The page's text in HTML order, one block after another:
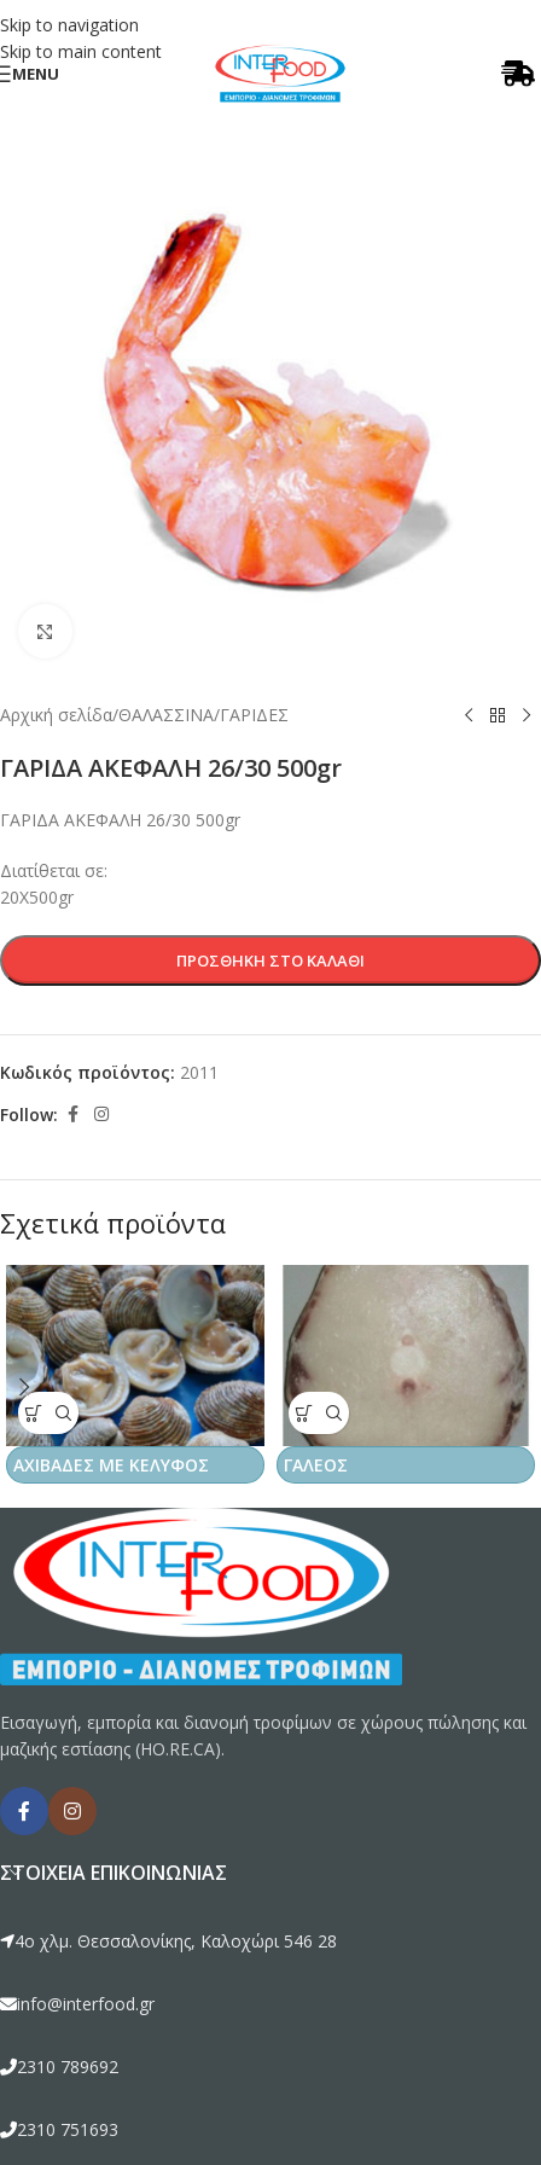
Skip to navigation
Skip to main content
MENU
Αρχική σελίδα/ΘΑΛΑΣΣΙΝΑ/ΓΑΡΙΔΕΣ
ΓΑΡΙΔA ΑΚΕΦΑΛΗ 26/30 500gr
ΓΑΡΙΔA ΑΚΕΦΑΛΗ 26/30 500gr
Διατίθεται σε:
20Χ500gr
ΠΡΟΣΘΉΚΗ ΣΤΟ ΚΑΛΆΘΙ
Κωδικός προϊόντος: 2011
Follow:
Σχετικά προϊόντα
ΑΧΙΒΑΔΕΣ ΜΕ ΚΕΛΥΦΟΣ ΓΑΛΕΟΣ
Εισαγωγή, εμπορία και διανομή τροφίμων σε χώρους πώλησης και
μαζικής εστίασης (HO.RE.CA).
ΣΤΟΙΧΕΊΑ ΕΠΙΚΟΙΝΩΝΊΑΣ
4ο χλμ. Θεσσαλονίκης, Καλοχώρι 546 28
info@interfood.gr
2310 789692
2310 751693